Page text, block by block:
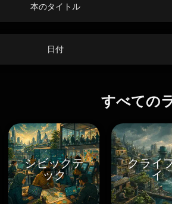
本のタイトル
日付
すべての
シビックテ
ック
クライ
イ